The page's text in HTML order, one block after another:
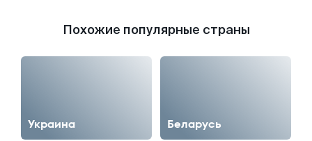
Похожие популярные страны
Украина Беларусь